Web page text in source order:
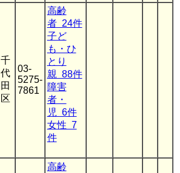
千
代
田
区
03-
5275-
7861
高齢
者 24件
子ど
も・ひ
とり
親 88件
障害
者・
児 6件
女性 7
件
高齢